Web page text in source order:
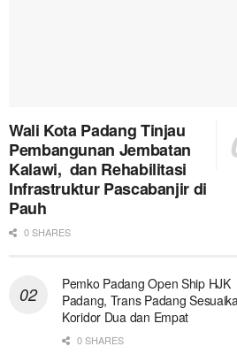
Wali Kota Padang Tinjau
Pembangunan Jembatan
Kalawi, dan Rehabilitasi
Infrastruktur Pascabanjir di
Pauh
0 SHARES
Pemko Padang Open Ship HJK
Padang, Trans Padang
Koridor Dua dan Empat
0 SHARES